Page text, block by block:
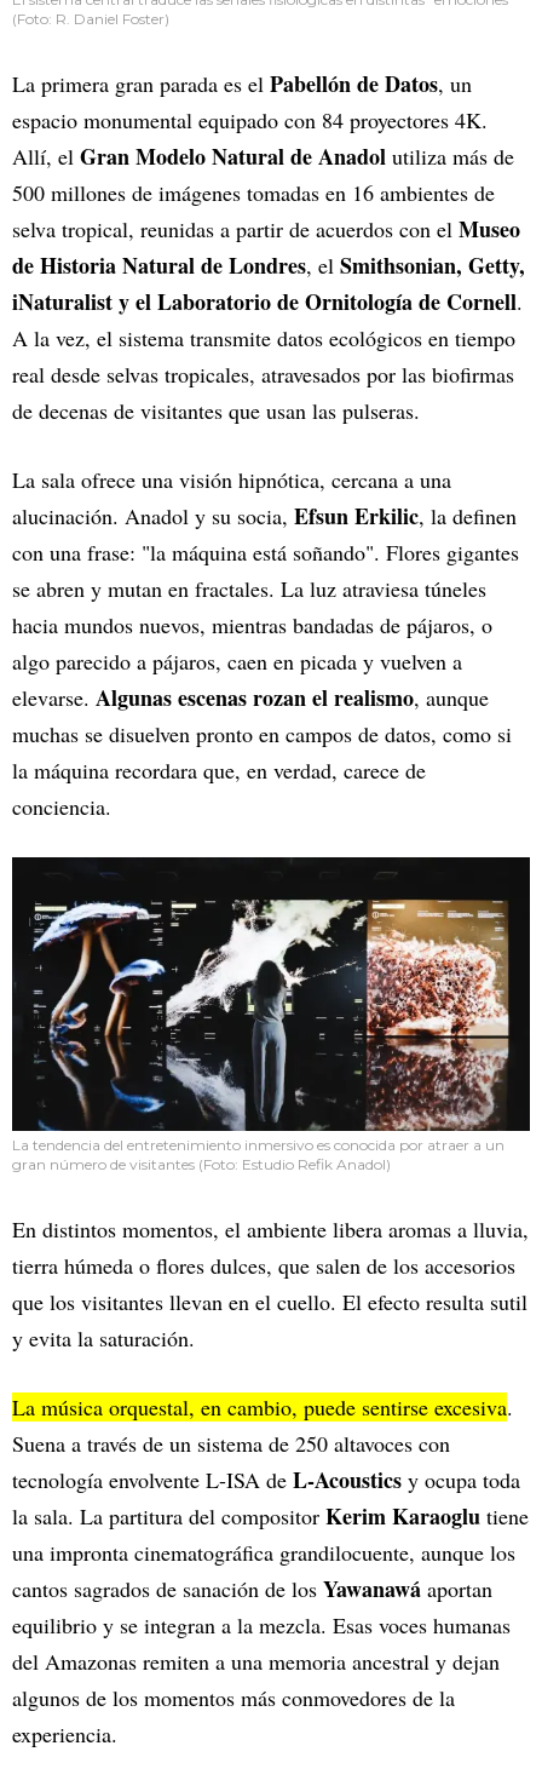
(Foto: R. Daniel Foster)
La primera gran parada es el Pabellón de Datos, un
espacio monumental equipado con 84 proyectores 4K.
Allí, el Gran Modelo Natural de Anadol utiliza más de
500 millones de imágenes tomadas en 16 ambientes de
selva tropical, reunidas a partir de acuerdos con el Museo
de Historia Natural de Londres, el Smithsonian, Getty,
iNaturalist y el Laboratorio de Ornitología de Cornell.
A la vez, el sistema transmite datos ecológicos en tiempo
real desde selvas tropicales, atravesados por las biofirmas
de decenas de visitantes que usan las pulseras.
La sala ofrece una visión hipnótica, cercana a una
alucinación. Anadol y su socia, Efsun Erkilic, la definen
con una frase: "la máquina está soñando". Flores gigantes
se abren y mutan en fractales. La luz atraviesa túneles
hacia mundos nuevos, mientras bandadas de pájaros, o
algo parecido a pájaros, caen en picada y vuelven a
elevarse. Algunas escenas rozan el realismo, aunque
muchas se disuelven pronto en campos de datos, como si
la máquina recordara que, en verdad, carece de
conciencia.
La tendencia del entretenimiento inmersivo es conocida por atraer a un
gran número de visitantes (Foto: Estudio Refik Anadol)
En distintos momentos, el ambiente libera aromas a lluvia,
tierra húmeda o flores dulces, que salen de los accesorios
que los visitantes llevan en el cuello. El efecto resulta sutil
y evita la saturación.
La música orquestal, en cambio, puede sentirse excesiva.
Suena a través de un sistema de 250 altavoces con
tecnología envolvente L-ISA de L-Acoustics y ocupa toda
la sala. La partitura del compositor Kerim Karaoglu tiene
una impronta cinematográfica grandilocuente, aunque los
cantos sagrados de sanación de los Yawanawá aportan
equilibrio y se integran a la mezcla. Esas voces humanas
del Amazonas remiten a una memoria ancestral y dejan
algunos de los momentos más conmovedores de la
experiencia.